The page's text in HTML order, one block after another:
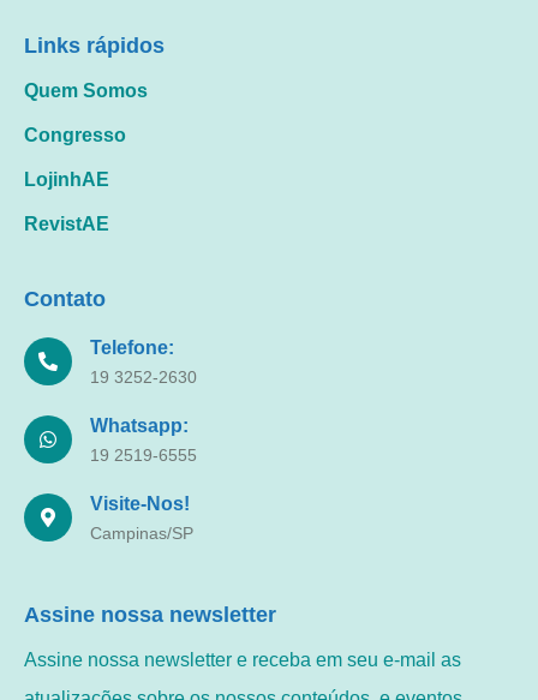
Links rápidos
Quem Somos
Congresso
LojinhAE
RevistAE
Contato
Telefone:
19 3252-2630
Whatsapp:
19 2519-6555
Visite-Nos!
Campinas/SP
Assine nossa newsletter
Assine nossa newsletter e receba em seu e-mail as